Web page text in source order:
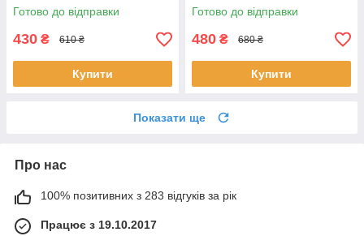
Готово до відправки
430 ₴ 610 ₴
Купити
Готово до відправки
480 ₴ 680 ₴
Купити
Показати ще
Про нас
100% позитивних з 283 відгуків за рік
Працює з 19.10.2017